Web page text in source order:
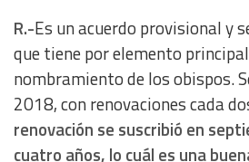
R.-Es un acuerdo provisional y
que tiene por elemento
nombramiento de los obispos.
2018, con renovaciones cada
renovación se suscribió en
cuatro años, lo cuál es una
Measure advertising performance
Measure content performance
Understand audiences through
of data from different sources